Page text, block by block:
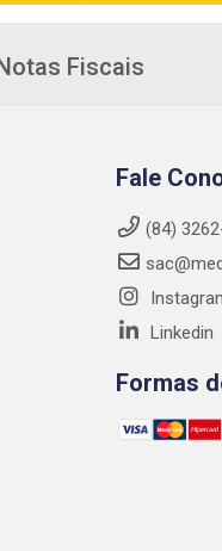
Fiscais
Fale
(84)
Linkedin
Formas